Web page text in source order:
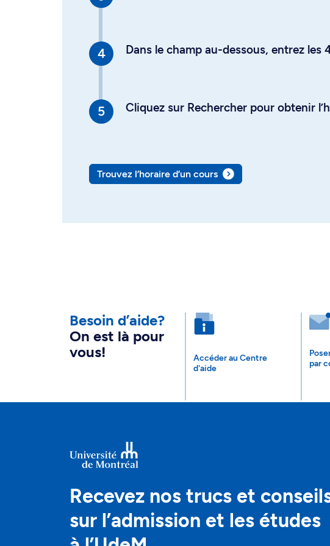
Dans le champ au-dessous, entrez les
Cliquez sur Rechercher pour obtenir
Trouvez l’horaire d’un cours
Besoin d’aide?
On est là pour
vous!
Accéder au Centre
d'aide
par
Recevez nos trucs et
sur l’admission et les études